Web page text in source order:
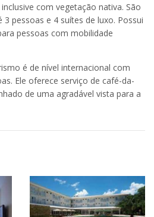
com vegetação nativa. São
pessoas e 4 suítes de luxo. Possui
pessoas com mobilidade
é de nível internacional com
Ele oferece serviço de café-da-
de uma agradável vista para a